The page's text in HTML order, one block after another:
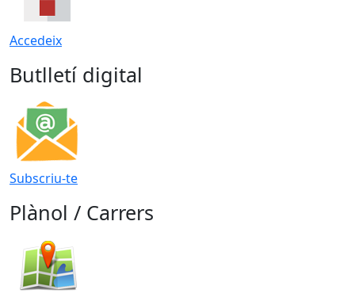
Accedeix
Butlletí digital
Subscriu-te
Plànol / Carrers